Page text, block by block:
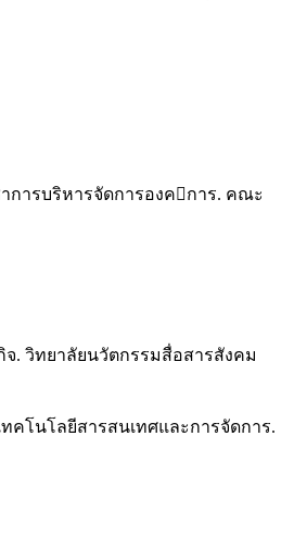
การบริหารจัดการองคการ. คณะ
. วิทยาลัยนวัตกรรมสื่อสารสังคม
คโนโลยีสารสนเทศและการจัดการ.